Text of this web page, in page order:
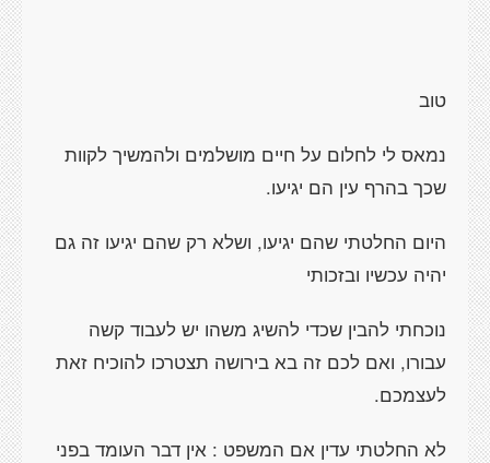
טוב
נמאס לי לחלום על חיים מושלמים ולהמשיך לקוות
שכך בהרף עין הם יגיעו.
היום החלטתי שהם יגיעו, ושלא רק שהם יגיעו זה גם
יהיה עכשיו ובזכותי
נוכחתי להבין שכדי להשיג משהו יש לעבוד קשה
עבורו, ואם לכם זה בא בירושה תצטרכו להוכיח זאת
לעצמכם.
לא החלטתי עדין אם המשפט : אין דבר העומד בפני